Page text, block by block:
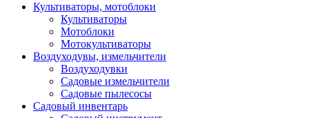
Культиваторы, мотоблоки
Культиваторы
Мотоблоки
Мотокультиваторы
Воздуходувы, измельчители
Воздуходувки
Садовые измельчители
Садовые пылесосы
Садовый инвентарь